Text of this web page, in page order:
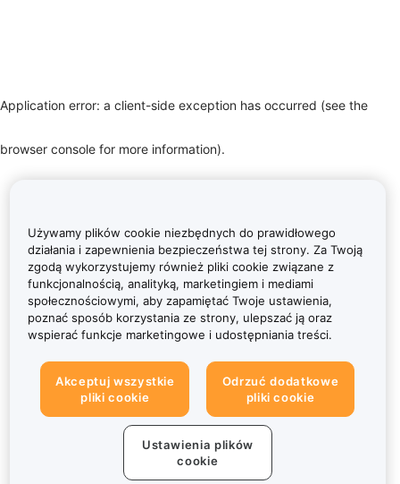
Application error: a client-side exception has occurred (see the
browser console for more information).
Używamy plików cookie niezbędnych do prawidłowego
działania i zapewnienia bezpieczeństwa tej strony. Za Twoją
zgodą wykorzystujemy również pliki cookie związane z
funkcjonalnością, analityką, marketingiem i mediami
społecznościowymi, aby zapamiętać Twoje ustawienia,
poznać sposób korzystania ze strony, ulepszać ją oraz
wspierać funkcje marketingowe i udostępniania treści.
Akceptuj wszystkie
pliki cookie
Odrzuć dodatkowe
pliki cookie
Ustawienia plików
cookie